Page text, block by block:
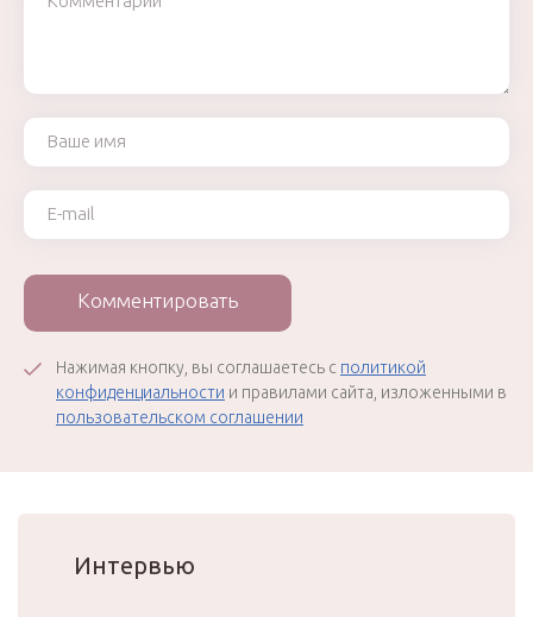
Ваше имя
Ваш e-mail
Комментировать
Нажимая кнопку, вы соглашаетесь с политикой
конфиденциальности и правилами сайта, изложенными в
пользовательском соглашении
Интервью